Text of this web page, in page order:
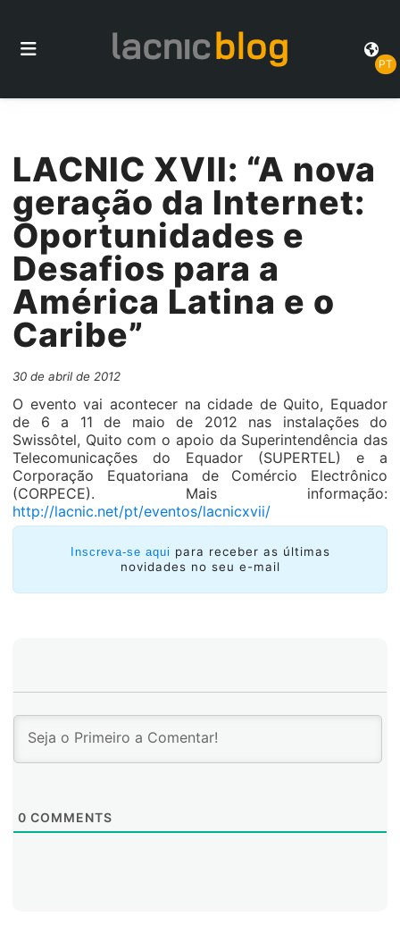
PT
LACNIC XVII: “A nova
geração da Internet:
Oportunidades e
Desafios para a
América Latina e o
Caribe”
30 de abril de 2012
O evento vai acontecer na cidade de Quito, Equador
de 6 a 11 de maio de 2012 nas instalações do
Swissôtel, Quito com o apoio da Superintendência das
Telecomunicações do Equador (SUPERTEL) e a
Corporação Equatoriana de Comércio Electrônico
(CORPECE). Mais informação:
http://lacnic.net/pt/eventos/lacnicxvii/
Inscreva-se aqui para receber as últimas
novidades no seu e-mail
0 COMMENTS